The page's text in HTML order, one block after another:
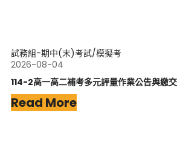
試務組-期中(末)考試/模擬考
2026-08-04
114-2高一高二補考多元評量作業公告與繳
Read More